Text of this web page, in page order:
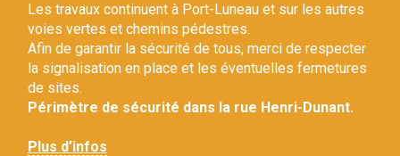
Les travaux continuent à Port-Luneau et sur les autres
voies vertes et chemins pédestres.
Afin de garantir la sécurité de tous, merci de respecter
la signalisation en place et les éventuelles fermetures
de sites.
Périmètre de sécurité dans la rue Henri-Dunant.
Plus d’infos